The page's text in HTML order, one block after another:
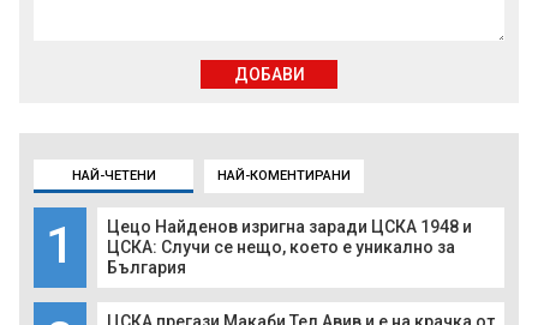
НАЙ-ЧЕТЕНИ НАЙ-КОМЕНТИРАНИ
1
Цецо Найденов изригна заради ЦСКА 1948 и
ЦСКА: Случи се нещо, което е уникално за
България
ДОБАВИ